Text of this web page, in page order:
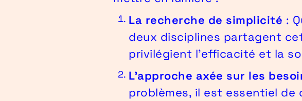
La recherche de simplicité :
deux disciplines partagent
privilégient l'efficacité et la
L'approche axée sur les
problèmes, il est essentiel de